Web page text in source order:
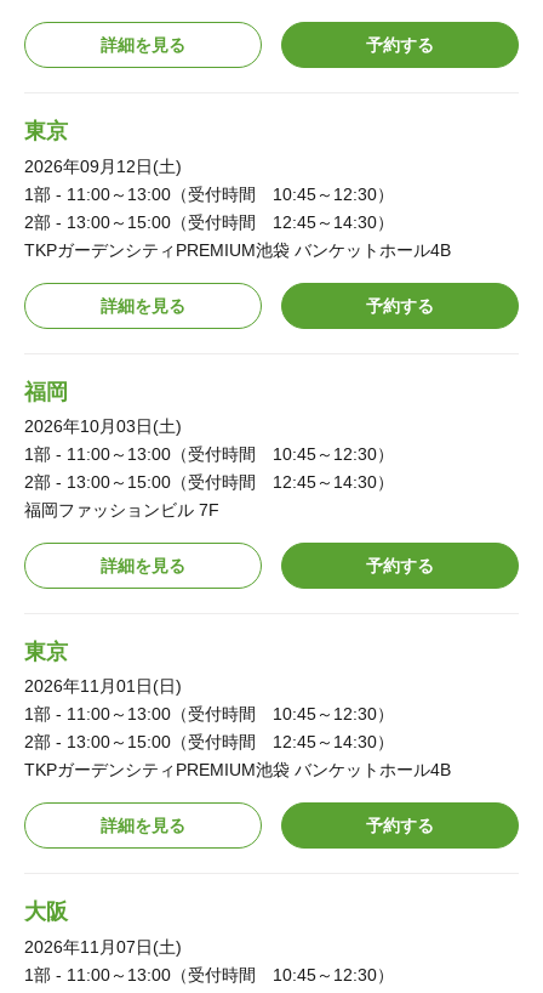
詳細を見る 予約する
東京
2026年09月12日(土)
1部 - 11:00～13:00（受付時間 10:45～12:30）
2部 - 13:00～15:00（受付時間 12:45～14:30）
TKPガーデンシティPREMIUM池袋 バンケットホール4B
詳細を見る 予約する
福岡
2026年10月03日(土)
1部 - 11:00～13:00（受付時間 10:45～12:30）
2部 - 13:00～15:00（受付時間 12:45～14:30）
福岡ファッションビル 7F
詳細を見る 予約する
東京
2026年11月01日(日)
1部 - 11:00～13:00（受付時間 10:45～12:30）
2部 - 13:00～15:00（受付時間 12:45～14:30）
TKPガーデンシティPREMIUM池袋 バンケットホール4B
詳細を見る 予約する
大阪
2026年11月07日(土)
1部 - 11:00～13:00（受付時間 10:45～12:30）